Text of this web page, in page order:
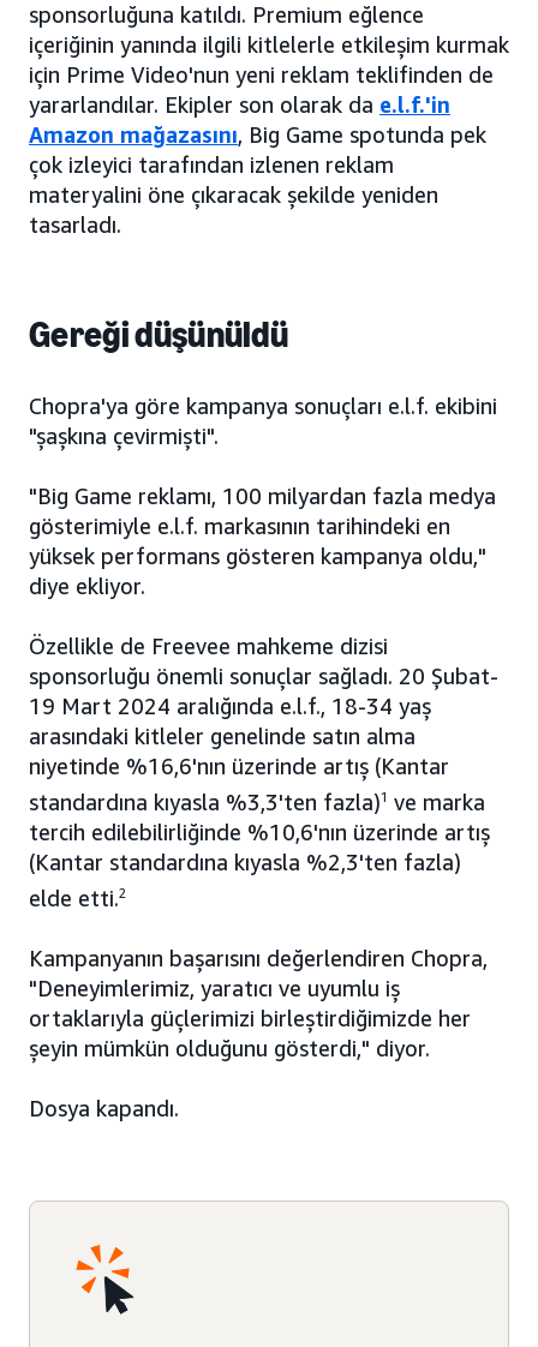
sponsorluğuna katıldı. Premium eğlence
içeriğinin yanında ilgili kitlelerle etkileşim kurmak
için Prime Video'nun yeni reklam teklifinden de
yararlandılar. Ekipler son olarak da e.l.f.'in
Amazon mağazasını, Big Game spotunda pek
çok izleyici tarafından izlenen reklam
materyalini öne çıkaracak şekilde yeniden
tasarladı.
Gereği düşünüldü
Chopra'ya göre kampanya sonuçları e.l.f. ekibini
"şaşkına çevirmişti".
"Big Game reklamı, 100 milyardan fazla medya
gösterimiyle e.l.f. markasının tarihindeki en
yüksek performans gösteren kampanya oldu,"
diye ekliyor.
Özellikle de Freevee mahkeme dizisi
sponsorluğu önemli sonuçlar sağladı. 20 Şubat-
19 Mart 2024 aralığında e.l.f., 18-34 yaş
arasındaki kitleler genelinde satın alma
niyetinde %16,6'nın üzerinde artış (Kantar
standardına kıyasla %3,3'ten fazla)1 ve marka
tercih edilebilirliğinde %10,6'nın üzerinde artış
(Kantar standardına kıyasla %2,3'ten fazla)
elde etti.2
Kampanyanın başarısını değerlendiren Chopra,
"Deneyimlerimiz, yaratıcı ve uyumlu iş
ortaklarıyla güçlerimizi birleştirdiğimizde her
şeyin mümkün olduğunu gösterdi," diyor.
Dosya kapandı.